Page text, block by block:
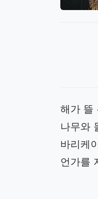
해가 뜰
나무와
바리케
언가를